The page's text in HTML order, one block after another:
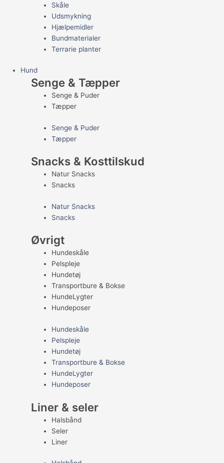
Skåle
Udsmykning
Hjælpemidler
Bundmaterialer
Terrarie planter
Hund
Senge & Tæpper
Senge & Puder
Tæpper
Senge & Puder
Tæpper
Snacks & Kosttilskud
Natur Snacks
Snacks
Natur Snacks
Snacks
Øvrigt
Hundeskåle
Pelspleje
Hundetøj
Transportbure & Bokse
HundeLygter
Hundeposer
Hundeskåle
Pelspleje
Hundetøj
Transportbure & Bokse
HundeLygter
Hundeposer
Liner & seler
Halsbånd
Seler
Liner